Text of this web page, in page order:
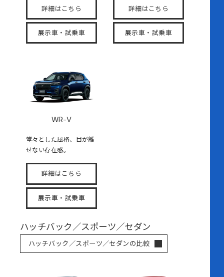
詳細はこちら
展示車・試乗車
詳細はこちら
展示車・試乗車
WR-V
堂々とした風格、目が離
せない存在感。
詳細はこちら
展示車・試乗車
ハッチバック／スポーツ／セダン
ハッチバック／スポーツ／セダンの比較